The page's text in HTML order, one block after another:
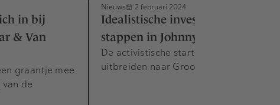
in bij
& Van
graantje mee
de
Nieuws 2 februari 2024
Idealistische investeerders
stappen in Johnny Cashew
De activistische start-up wil snel
uitbreiden naar Groot-Brittannië.